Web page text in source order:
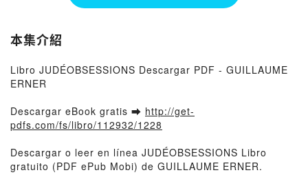
本集介紹
Libro JUDÉOBSESSIONS Descargar PDF - GUILLAUME
ERNER
Descargar eBook gratis ➡ http://get-
pdfs.com/fs/libro/112932/1228
Descargar o leer en línea JUDÉOBSESSIONS Libro
gratuito (PDF ePub Mobi) de GUILLAUME ERNER.